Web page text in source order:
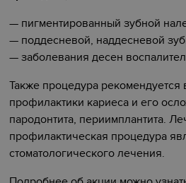
— пигментированный зубной
— поддесневой, наддесневой
— заболевания десен
Также процедура рекомендуется
профилактики кариеса и его
пародонтита, периимплантита.
профилактическая процедура
стоматологического лечения.